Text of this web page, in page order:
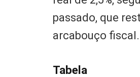
passado, que
arcabouço fiscal.
Tabela